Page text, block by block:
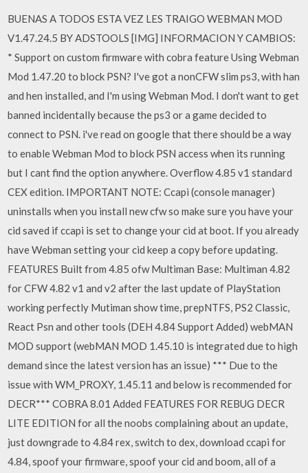
BUENAS A TODOS ESTA VEZ LES TRAIGO WEBMAN MOD
V1.47.24.5 BY ADSTOOLS [IMG] INFORMACION Y CAMBIOS:
* Support on custom firmware with cobra feature Using Webman
Mod 1.47.20 to block PSN? I've got a nonCFW slim ps3, with han
and hen installed, and I'm using Webman Mod. I don't want to get
banned incidentally because the ps3 or a game decided to
connect to PSN. i've read on google that there should be a way
to enable Webman Mod to block PSN access when its running
but I cant find the option anywhere. Overflow 4.85 v1 standard
CEX edition. IMPORTANT NOTE: Ccapi (console manager)
uninstalls when you install new cfw so make sure you have your
cid saved if ccapi is set to change your cid at boot. If you already
have Webman setting your cid keep a copy before updating.
FEATURES Built from 4.85 ofw Multiman Base: Multiman 4.82
for CFW 4.82 v1 and v2 after the last update of PlayStation
working perfectly Mutiman show time, prepNTFS, PS2 Classic,
React Psn and other tools (DEH 4.84 Support Added) webMAN
MOD support (webMAN MOD 1.45.10 is integrated due to high
demand since the latest version has an issue) *** Due to the
issue with WM_PROXY, 1.45.11 and below is recommended for
DECR*** COBRA 8.01 Added FEATURES FOR REBUG DECR
LITE EDITION for all the noobs complaining about an update,
just downgrade to 4.84 rex, switch to dex, download ccapi for
4.84, spoof your firmware, spoof your cid and boom, all of a